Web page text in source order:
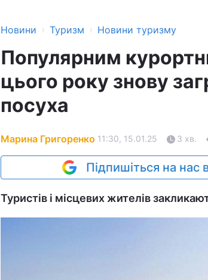
Новини › Туризм › Новини туризму
Популярним
цього року знову
посуха
Марина Григоренко 11:30, 15.01.25 3 хв.
Підпишіться на нас
Туристів і місцевих жителів